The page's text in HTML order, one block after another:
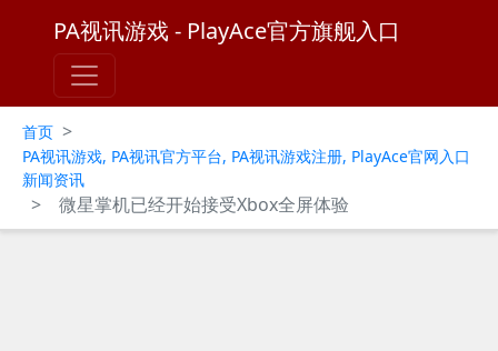
PA视讯游戏 - PlayAce官方旗舰入口
首页 >
PA视讯游戏, PA视讯官方平台, PA视讯游戏注册, PlayAce官网入口
新闻资讯
> 微星掌机已经开始接受Xbox全屏体验